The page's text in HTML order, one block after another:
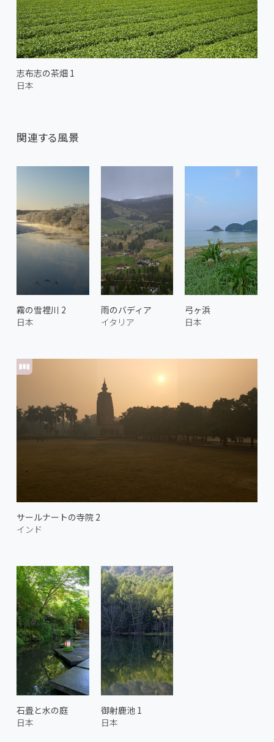
志布志の茶畑 1
日本
関連する風景
霧の雪裡川 2
日本
雨のバディア
イタリア
サールナートの寺院 2
インド
弓ヶ浜
日本
石畳と水の庭
日本
御射鹿池 1
日本